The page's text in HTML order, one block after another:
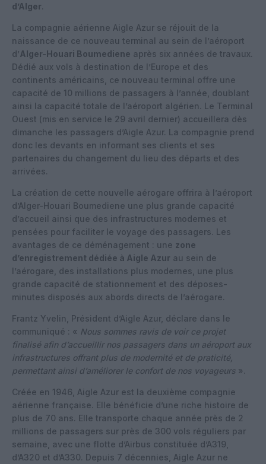
d’Alger.
La compagnie aérienne Aigle Azur se réjouit de la
naissance de ce nouveau terminal au sein de l’aéroport
d’Alger-Houari Boumediene après six années de travaux.
Dédié aux vols à destination de l’Europe et des
continents américains, ce nouveau terminal offre une
capacité de 10 millions de passagers à l’année, doublant
ainsi la capacité totale de l’aéroport algérien. Le Terminal
Ouest (mis en service le 29 avril dernier) accueillera dès
dimanche les passagers d’Aigle Azur. La compagnie prend
donc les devants en informant ses clients et ses
partenaires du changement du lieu des départs et des
arrivées.
La création de cette nouvelle aérogare offrira à l’aéroport
d’Alger-Houari Boumediene une plus grande capacité
d’accueil ainsi que des infrastructures modernes et
pensées pour faciliter le voyage des passagers. Les
avantages de ce déménagement : une zone
d’enregistrement dédiée à Aigle Azur au sein de
l’aérogare, des installations plus modernes, une plus
grande capacité de stationnement et des déposes-
minutes disposés aux abords directs de l’aérogare.
Frantz Yvelin, Président d’Aigle Azur, déclare dans le
communiqué : « Nous sommes ravis de voir ce projet
finalisé afin d’accueillir nos passagers dans un aéroport aux
infrastructures offrant plus de modernité et de praticité,
permettant ainsi d’améliorer le confort de nos voyageurs ».
Créée en 1946, Aigle Azur est la deuxième compagnie
aérienne française. Elle bénéficie d’une riche histoire de
plus de 70 ans. Elle transporte chaque année près de 2
millions de passagers sur près de 300 vols réguliers par
semaine, avec une flotte d’Airbus constituée d’A319,
d’A320 et d’A330. Depuis 7 décennies, Aigle Azur ne